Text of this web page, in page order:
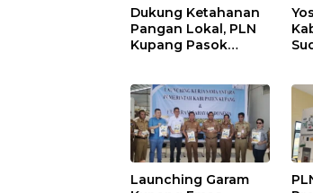
Dukung Ketahanan
Pangan Lokal, PLN
Kupang Pasok
Beku, Jelang
Peringatan HUT RI
ke-81
Launching Garam